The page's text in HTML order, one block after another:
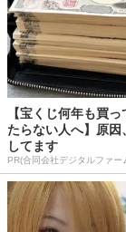
【宝くじ何年も買
たらない人へ】原因
してます
PR(合同会社デジタルファー